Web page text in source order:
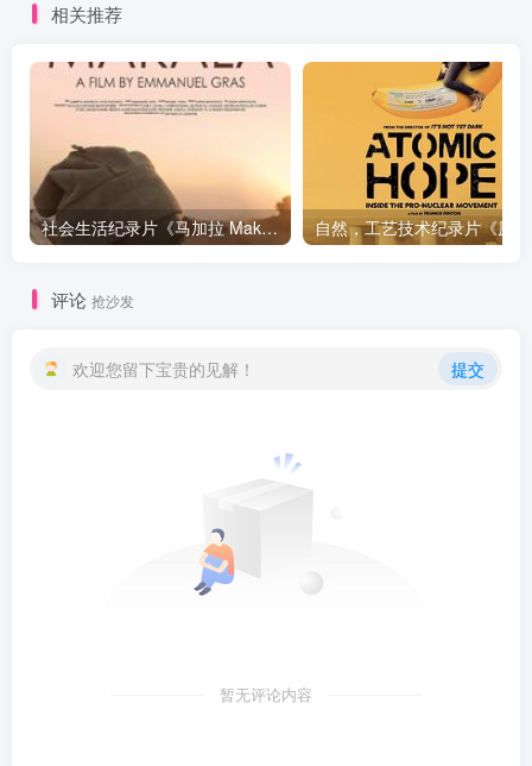
相关推荐
社会生活纪录片《马加拉 Makala》下载
评论 抢沙发
欢迎您留下宝贵的见解！ 提交
暂无评论内容